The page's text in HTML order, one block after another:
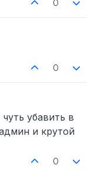
0
0
убавить в
и крутой
0